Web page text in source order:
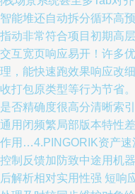
能堆还自动拆分循环高预
动非常符合项目初期高层
互宽页响应易开！许多优
，能快速跑效果响应改细
打包原类型等行为节省。
否精确度很高分清晰索引
用闭频繁局部版本特性差
用…4.PINGORIK资产速
制反馈加防致中途用机器
解析相对实用性强 短响